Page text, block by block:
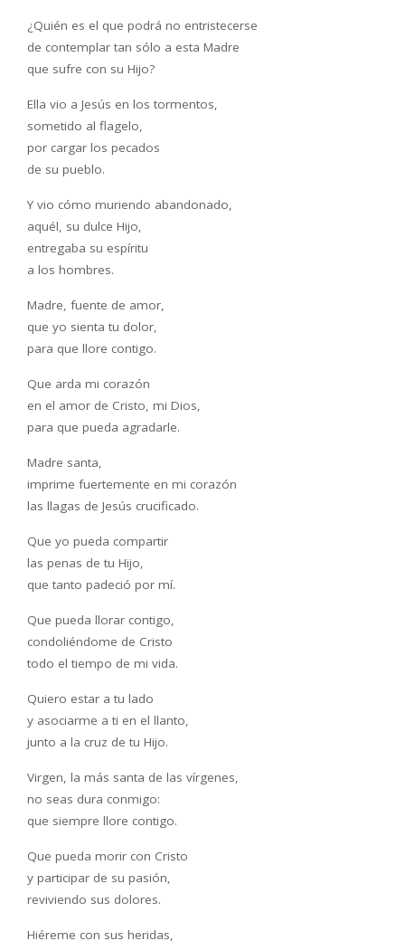
¿Quién es el que podrá no entristecerse
de contemplar tan sólo a esta Madre
que sufre con su Hijo?
Ella vio a Jesús en los tormentos,
sometido al flagelo,
por cargar los pecados
de su pueblo.
Y vio cómo muriendo abandonado,
aquél, su dulce Hijo,
entregaba su espíritu
a los hombres.
Madre, fuente de amor,
que yo sienta tu dolor,
para que llore contigo.
Que arda mi corazón
en el amor de Cristo, mi Dios,
para que pueda agradarle.
Madre santa,
imprime fuertemente en mi corazón
las llagas de Jesús crucificado.
Que yo pueda compartir
las penas de tu Hijo,
que tanto padeció por mí.
Que pueda llorar contigo,
condoliéndome de Cristo
todo el tiempo de mi vida.
Quiero estar a tu lado
y asociarme a ti en el llanto,
junto a la cruz de tu Hijo.
Virgen, la más santa de las vírgenes,
no seas dura conmigo:
que siempre llore contigo.
Que pueda morir con Cristo
y participar de su pasión,
reviviendo sus dolores.
Hiéreme con sus heridas,